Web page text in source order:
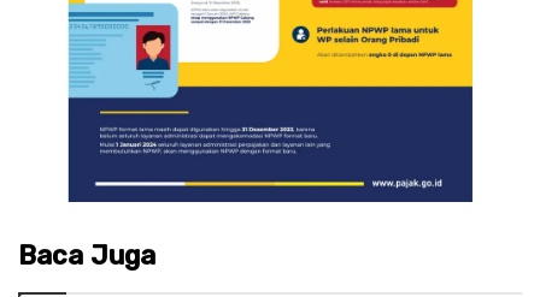
Baca Juga